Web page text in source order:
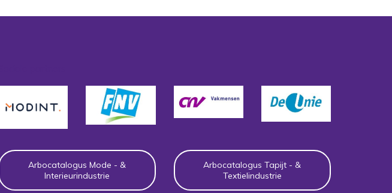
Arbocatalogus Mode - &
Interieurindustrie
Arbocatalogus Tapijt - &
Textielindustrie